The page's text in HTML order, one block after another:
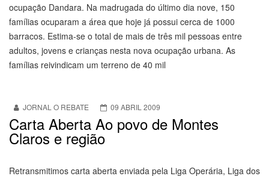
ocupação Dandara. Na madrugada do último dia nove, 150
famílias ocuparam a área que hoje já possui cerca de 1000
barracos. Estima-se o total de mais de três mil pessoas entre
adultos, jovens e crianças nesta nova ocupação urbana. As
famílias reivindicam um terreno de 40 mil
JORNAL O REBATE 09 ABRIL 2009
Carta Aberta Ao povo de Montes
Claros e região
Retransmitimos carta aberta enviada pela Liga Operária, Liga dos